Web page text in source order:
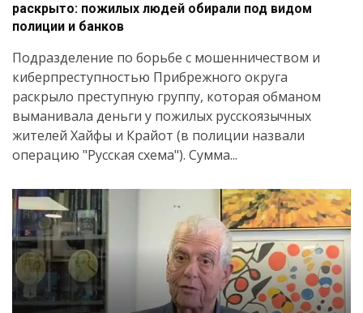
раскрыто: пожилых людей обирали под видом
полиции и банков
Подразделение по борьбе с мошенничеством и
киберпреступностью Прибрежного округа
раскрыло преступную группу, которая обманом
выманивала деньги у пожилых русскоязычных
жителей Хайфы и Крайот (в полиции назвали
операцию "Русская схема"). Сумма...